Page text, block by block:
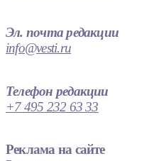
Эл. почта редакции
info@vesti.ru
Телефон редакции
+7 495 232 63 33
Реклама на сайте